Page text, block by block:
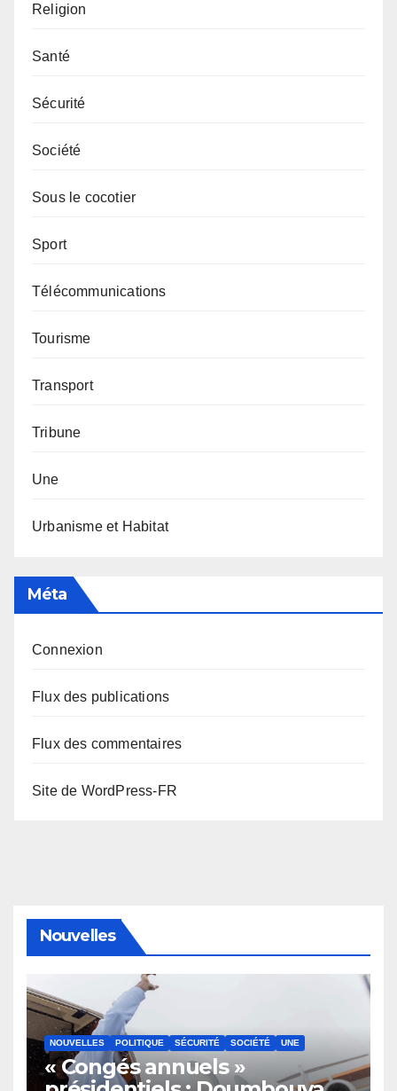
Religion
Santé
Sécurité
Société
Sous le cocotier
Sport
Télécommunications
Tourisme
Transport
Tribune
Une
Urbanisme et Habitat
Méta
Connexion
Flux des publications
Flux des commentaires
Site de WordPress-FR
Nouvelles
NOUVELLES POLITIQUE SÉCURITÉ SOCIÉTÉ UNE
« Congés annuels »